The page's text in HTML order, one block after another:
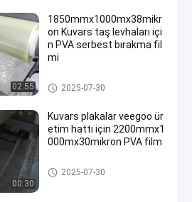
02:55
1850mmx1000mx38mikr
on Kuvars taş levhaları içi
n PVA serbest bırakma fil
mi
Suda Çözünen Salım Filmi
2025-07-30
00:30
Kuvars plakalar veegoo ür
etim hattı için 2200mmx1
000mx30mikron PVA film
Suda Çözünen Salım Filmi
2025-07-30